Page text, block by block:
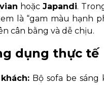
hoặc Japandi.
là “gam màu hạnh
cân bằng và dễ chịu.
dụng thực tế
Bộ sofa be